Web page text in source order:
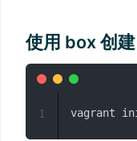
使用 box 创建
1